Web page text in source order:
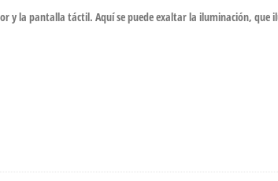
y la pantalla táctil. Aquí se puede exaltar la iluminación,